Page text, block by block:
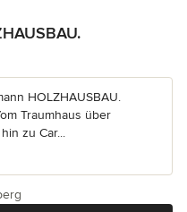
5 Sternen
HOLZHAUSBAU.
Traumhaus über
zu Car...